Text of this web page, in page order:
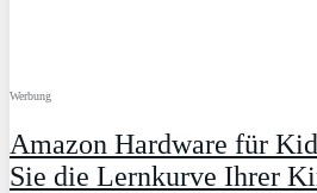
Werbung
Amazon Hardware für
Sie die Lernkurve Ihrer